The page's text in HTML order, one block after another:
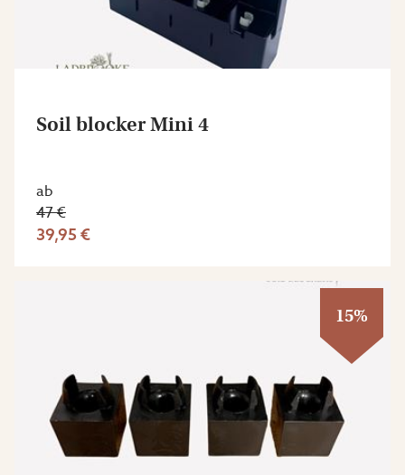
Soil blocker Mini 4
ab
47 €
39,95 €
15%